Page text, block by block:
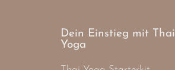
Dein Einstieg mit Thai
Yoga